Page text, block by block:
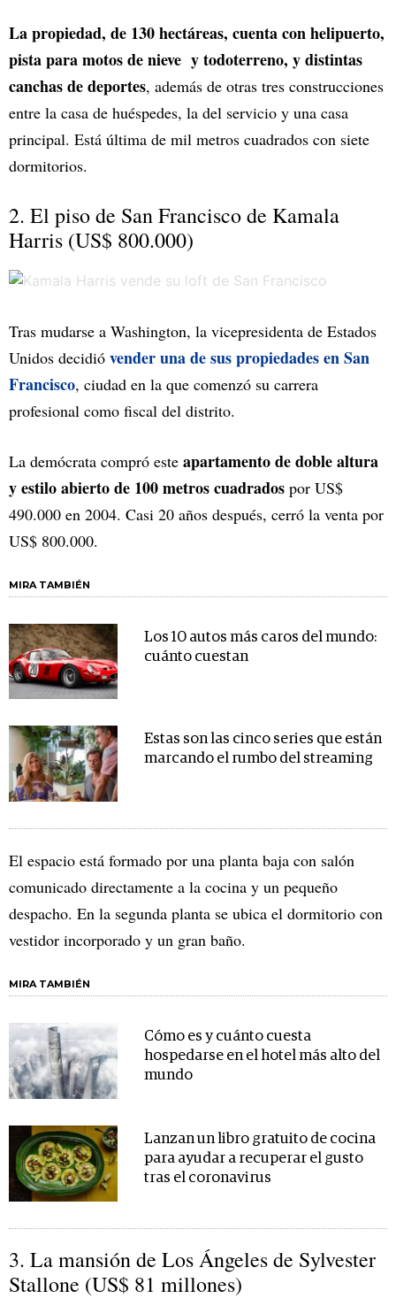
La propiedad, de 130 hectáreas, cuenta conhelipuerto,
pista para motos de nieve y todoterreno, y distintas
canchas de deportes, además de otras tres construcciones
entre la casa de huéspedes, la del servicio y una casa
principal. Está última de mil metros cuadrados con siete
dormitorios.
2. El piso de San Francisco de Kamala
Harris (US$ 800.000)
Tras mudarse a Washington, la vicepresidenta de Estados
Unidos decidió vender una de sus propiedades en San
Francisco, ciudad en la que comenzó su carrera
profesional como fiscal del distrito.
La demócrata compró este apartamento de doble altura
y estilo abierto de 100 metros cuadrados por US$
490.000 en 2004. Casi 20 años después, cerró la venta por
US$ 800.000.
MIRA TAMBIÉN
Los 10 autos más caros del mundo:
cuánto cuestan
Estas son las cinco series que están
marcando el rumbo del streaming
El espacio está formado por una planta baja con salón
comunicado directamente a la cocina y un pequeño
despacho. En la segunda planta se ubica el dormitorio con
vestidor incorporado y un gran baño.
MIRA TAMBIÉN
Cómo es y cuánto cuesta
hospedarse en el hotel más alto del
mundo
Lanzan un libro gratuito de cocina
para ayudar a recuperar el gusto
tras el coronavirus
3. La mansión de Los Ángeles de Sylvester
Stallone (US$ 81 millones)